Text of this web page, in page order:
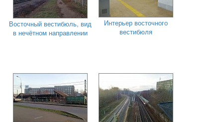
Восточный вестибюль, вид
в нечётном направлении
Интерьер восточного
вестибюля